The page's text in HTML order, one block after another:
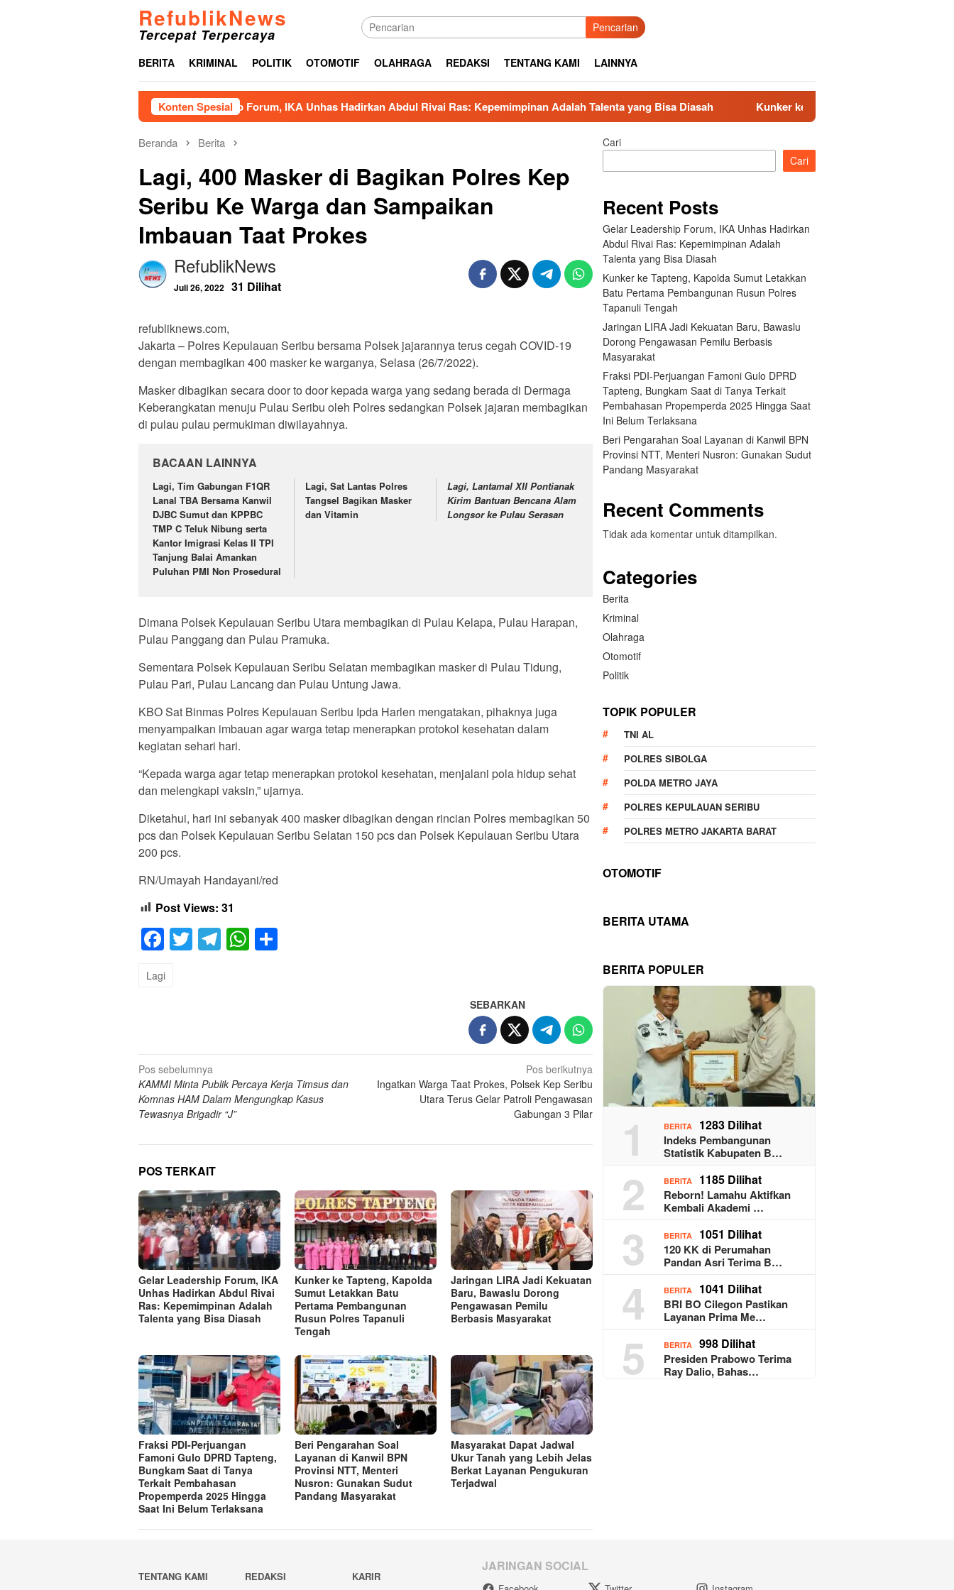
RefublikNews
Tercepat Terpercaya Pencarian
BERITA KRIMINAL POLITIK OTOMOTIF OLAHRAGA REDAKSI TENTANG KAMI LAINNYA
Konten Spesial
Gelar Leadership Forum, IKA Unhas Hadirkan Abdul Rivai Ras: Kepemimpinan Adalah Talenta yang Bisa Diasah Kunker ke Tapteng, Kapolda Sumut Letakkan
Beranda Berita
Lagi, 400 Masker di Bagikan Polres Kep
Seribu Ke Warga dan Sampaikan
Imbauan Taat Prokes
RefublikNews
Juli 26, 2022 31 Dilihat
refubliknews.com,
Jakarta – Polres Kepulauan Seribu bersama Polsek jajarannya terus cegah COVID-19
dengan membagikan 400 masker ke warganya, Selasa (26/7/2022).
Masker dibagikan secara door to door kepada warga yang sedang berada di Dermaga
Keberangkatan menuju Pulau Seribu oleh Polres sedangkan Polsek jajaran membagikan
di pulau pulau permukiman diwilayahnya.
BACAAN LAINNYA
Lagi, Tim Gabungan F1QR
Lanal TBA Bersama Kanwil
DJBC Sumut dan KPPBC
TMP C Teluk Nibung serta
Kantor Imigrasi Kelas II TPI
Tanjung Balai Amankan
Puluhan PMI Non Prosedural
Lagi, Sat Lantas Polres
Tangsel Bagikan Masker
dan Vitamin
Lagi, Lantamal XII Pontianak
Kirim Bantuan Bencana Alam
Longsor ke Pulau Serasan
Dimana Polsek Kepulauan Seribu Utara membagikan di Pulau Kelapa, Pulau Harapan,
Pulau Panggang dan Pulau Pramuka.
Sementara Polsek Kepulauan Seribu Selatan membagikan masker di Pulau Tidung,
Pulau Pari, Pulau Lancang dan Pulau Untung Jawa.
KBO Sat Binmas Polres Kepulauan Seribu Ipda Harlen mengatakan, pihaknya juga
menyampaikan imbauan agar warga tetap menerapkan protokol kesehatan dalam
kegiatan sehari hari.
“Kepada warga agar tetap menerapkan protokol kesehatan, menjalani pola hidup sehat
dan melengkapi vaksin,” ujarnya.
Diketahui, hari ini sebanyak 400 masker dibagikan dengan rincian Polres membagikan 50
pcs dan Polsek Kepulauan Seribu Selatan 150 pcs dan Polsek Kepulauan Seribu Utara
200 pcs.
RN/Umayah Handayani/red
Post Views: 31
Facebook
TwitterTelegram
WhatsApp
Lagi
SEBARKAN
Navigasi
pos
Pos sebelumnya
KAMMI Minta Publik Percaya Kerja Timsus dan
Komnas HAM Dalam Mengungkap Kasus
Tewasnya Brigadir “J”
Pos berikutnya
Ingatkan Warga Taat Prokes, Polsek Kep Seribu
Utara Terus Gelar Patroli Pengawasan
Gabungan 3 Pilar
POS TERKAIT
Gelar Leadership Forum, IKA
Unhas Hadirkan Abdul Rivai
Ras: Kepemimpinan Adalah
Talenta yang Bisa Diasah
Kunker ke Tapteng, Kapolda
Sumut Letakkan Batu
Pertama Pembangunan
Rusun Polres Tapanuli
Tengah
Jaringan LIRA Jadi Kekuatan
Baru, Bawaslu Dorong
Pengawasan Pemilu
Berbasis Masyarakat
Fraksi PDI-Perjuangan
Famoni Gulo DPRD Tapteng,
Bungkam Saat di Tanya
Terkait Pembahasan
Propemperda 2025 Hingga
Saat Ini Belum Terlaksana
Beri Pengarahan Soal
Layanan di Kanwil BPN
Provinsi NTT, Menteri
Nusron: Gunakan Sudut
Pandang Masyarakat
Masyarakat Dapat Jadwal
Ukur Tanah yang Lebih Jelas
Berkat Layanan Pengukuran
Terjadwal
Cari
Cari
Recent Posts
Gelar Leadership Forum, IKA Unhas Hadirkan
Abdul Rivai Ras: Kepemimpinan Adalah
Talenta yang Bisa Diasah
Kunker ke Tapteng, Kapolda Sumut Letakkan
Batu Pertama Pembangunan Rusun Polres
Tapanuli Tengah
Jaringan LIRA Jadi Kekuatan Baru, Bawaslu
Dorong Pengawasan Pemilu Berbasis
Masyarakat
Fraksi PDI-Perjuangan Famoni Gulo DPRD
Tapteng, Bungkam Saat di Tanya Terkait
Pembahasan Propemperda 2025 Hingga Saat
Ini Belum Terlaksana
Beri Pengarahan Soal Layanan di Kanwil BPN
Provinsi NTT, Menteri Nusron: Gunakan Sudut
Pandang Masyarakat
Recent Comments
Tidak ada komentar untuk ditampilkan.
Categories
Berita
Kriminal
Olahraga
Otomotif
Politik
TOPIK POPULER
TNI AL
POLRES SIBOLGA
POLDA METRO JAYA
POLRES KEPULAUAN SERIBU
POLRES METRO JAKARTA BARAT
OTOMOTIF
BERITA UTAMA
BERITA POPULER
1 BERITA 1283 Dilihat
Indeks Pembangunan
Statistik Kabupaten B…
2 BERITA 1185 Dilihat
Reborn! Lamahu Aktifkan
Kembali Akademi …
3 BERITA 1051 Dilihat
120 KK di Perumahan
Pandan Asri Terima B…
4 BERITA 1041 Dilihat
BRI BO Cilegon Pastikan
Layanan Prima Me…
5 BERITA 998 Dilihat
Presiden Prabowo Terima
Ray Dalio, Bahas…
TENTANG KAMI REDAKSI KARIR
JARINGAN SOCIAL